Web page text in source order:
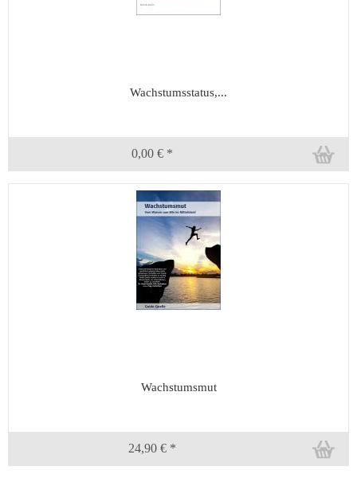
Wachstumsstatus,...
0,00 € *
Wachstumsmut
24,90 € *